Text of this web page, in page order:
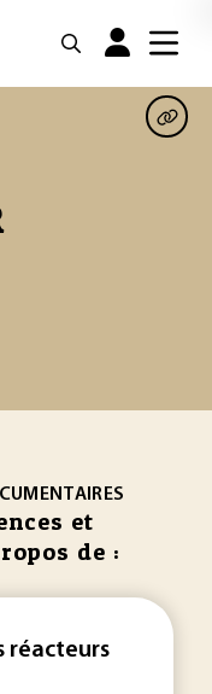
et
de :
réacteurs